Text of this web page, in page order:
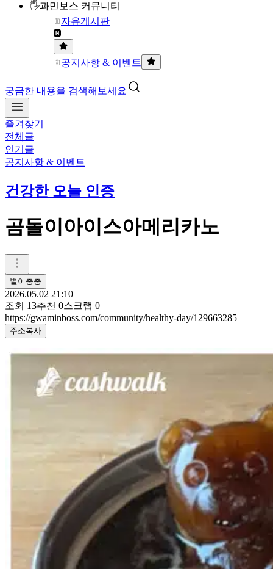
🖐과민보스 커뮤니티
자유게시판
공지사항 & 이벤트
궁금한 내용을 검색해보세요
즐겨찾기
전체글
인기글
공지사항 & 이벤트
건강한 오늘 인증
곰돌이아이스아메리카노
별이총총
2026.05.02 21:10
조회 13추천 0스크랩 0
https://gwaminboss.com/community/healthy-day/129663285
주소복사